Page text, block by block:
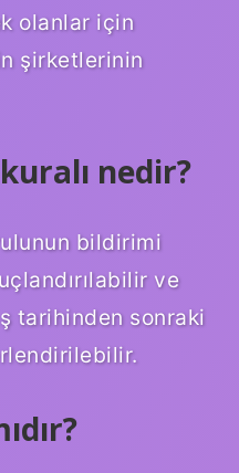
olanlar için
şirketlerinin
nedir?
bildirimi
ve
tarihinden sonraki